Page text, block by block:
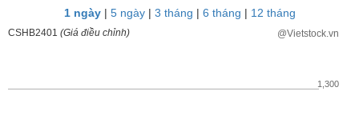
giao
sánh
1 ngày| 5 ngày| 3 tháng | 6 tháng | 12 tháng
CSHB2401 (Giá điều chỉnh) @Vietstock.vn
1,300